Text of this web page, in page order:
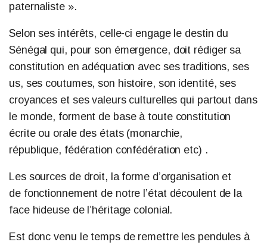
paternaliste ».
Selon ses intérêts, celle-ci engage le destin du
Sénégal qui, pour son émergence, doit rédiger sa
constitution en adéquation avec ses traditions, ses
us, ses coutumes, son histoire, son identité, ses
croyances et ses valeurs culturelles qui partout dans
le monde, forment de base à toute constitution
écrite ou orale des états (monarchie,
république, fédération confédération etc) .
Les sources de droit, la forme d’organisation et
de fonctionnement de notre l’état découlent de la
face hideuse de l’héritage colonial.
Est donc venu le temps de remettre les pendules à